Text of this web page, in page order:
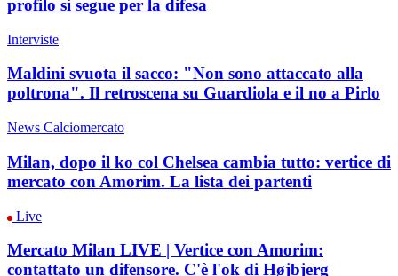
profilo si segue per la difesa
Interviste
Maldini svuota il sacco: "Non sono attaccato alla
poltrona". Il retroscena su Guardiola e il no a Pirlo
News Calciomercato
Milan, dopo il ko col Chelsea cambia tutto: vertice di
mercato con Amorim. La lista dei partenti
Live
Mercato Milan LIVE | Vertice con Amorim:
contattato un difensore. C'è l'ok di Højbjerg